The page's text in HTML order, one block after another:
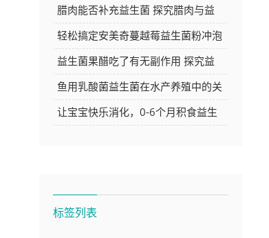
你解答
腊肉能否补充益生菌 探究腊肉与益
生菌的关系
轻松搞定安美奇蔓越莓益生菌粉冲泡
方法，让你的每日养生更简单
益生菌果醋吃了有无副作用 探究益
生菌果醋的安全性
鱼用乳酸菌益生菌在水产养殖中的关
键作用与应用探讨
让宝宝快乐消化，0-6个月积食益生
标签列表